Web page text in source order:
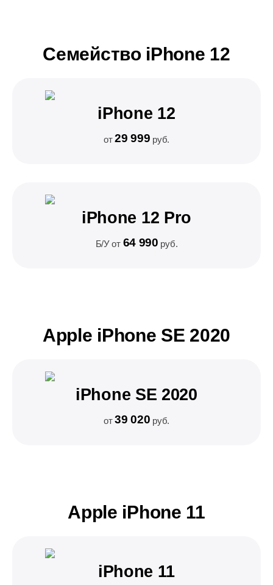
Семейство iPhone 12
iPhone 12
от29 999 руб.
iPhone 12 Pro
Б/У от 64 990 руб.
Apple iPhone SE 2020
iPhone SE 2020
от39 020 руб.
Apple iPhone 11
iPhone 11